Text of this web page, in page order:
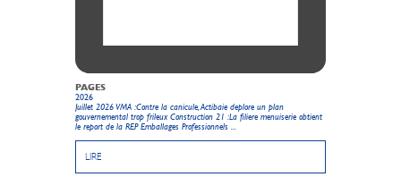
PAGES
2026
Juillet 2026 VMA :Contre la canicule, Actibaie deplore un plan
gouvernemental trop frileux Construction 21 :La filiere menuiserie obtient
le report de la REP Emballages Professionnels ...
LIRE